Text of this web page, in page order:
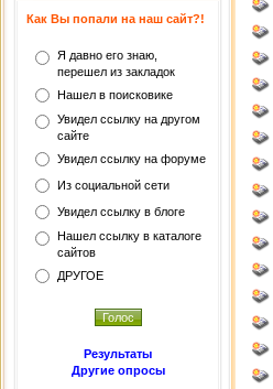
Как Вы попали на наш сайт?!
Я давно его знаю,
перешел из закладок
Нашел в поисковике
Увидел ссылку на другом
сайте
Увидел ссылку на форуме
Из социальной сети
Увидел ссылку в блоге
Нашел ссылку в каталоге
сайтов
ДРУГОЕ
Результаты
Другие опросы